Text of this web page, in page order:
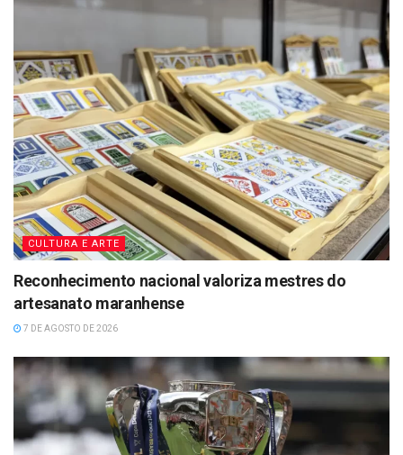
CULTURA E ARTE
Reconhecimento nacional valoriza mestres do
artesanato maranhense
7 DE AGOSTO DE 2026